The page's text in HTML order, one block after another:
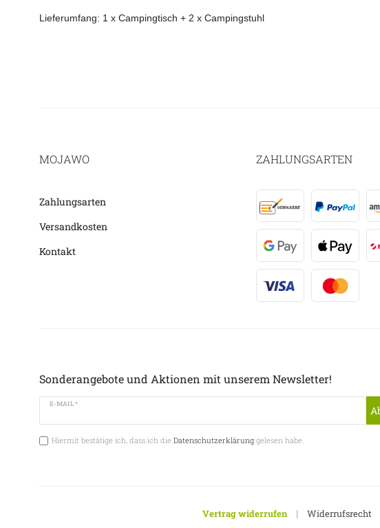
Lieferumfang: 1 x Campingtisch + 2 x Campingstuhl
MOJAWO
Zahlungsarten
Versandkosten
Kontakt
ZAHLUNGSARTEN
Sonderangebote und Aktionen mit unserem Newsletter!
E-MAIL *
Hiermit bestätige ich, dass ich die Datenschutzerklärunggelesen habe.
Vertrag widerrufen | Widerrufsrecht